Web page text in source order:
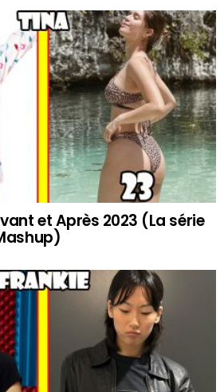
et Après 2023 (La série